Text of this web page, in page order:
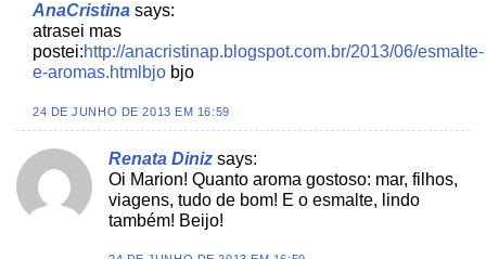
AnaCristina says:
atrasei mas
postei:http://anacristinap.blogspot.com.br/2013/06/esmalte-
e-aromas.htmlbjo bjo
24 DE JUNHO DE 2013 EM 16:59
Renata Diniz says:
Oi Marion! Quanto aroma gostoso: mar, filhos,
viagens, tudo de bom! E o esmalte, lindo
também! Beijo!